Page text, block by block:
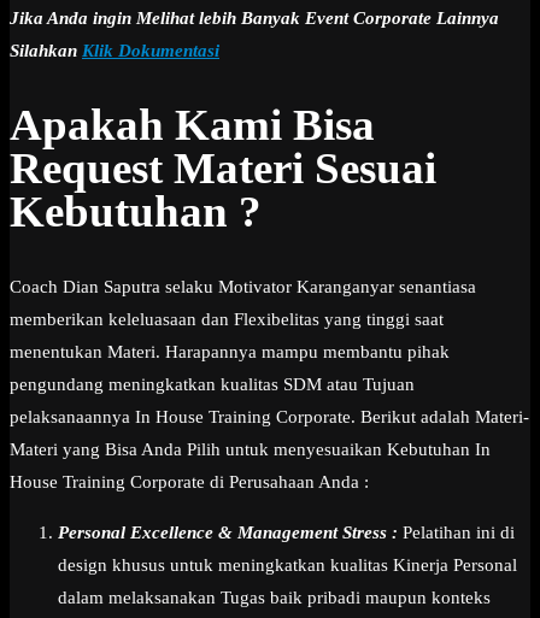
Jika Anda ingin Melihat lebih Banyak Event Corporate Lainnya
Silahkan Klik Dokumentasi
Apakah Kami Bisa
Request Materi Sesuai
Kebutuhan ?
Coach Dian Saputra selaku Motivator Karanganyar senantiasa
memberikan keleluasaan dan Flexibelitas yang tinggi saat
menentukan Materi. Harapannya mampu membantu pihak
pengundang meningkatkan kualitas SDM atau Tujuan
pelaksanaannya In House Training Corporate. Berikut adalah Materi-
Materi yang Bisa Anda Pilih untuk menyesuaikan Kebutuhan In
House Training Corporate di Perusahaan Anda :
Personal Excellence & Management Stress : Pelatihan ini di
design khusus untuk meningkatkan kualitas Kinerja Personal
dalam melaksanakan Tugas baik pribadi maupun konteks